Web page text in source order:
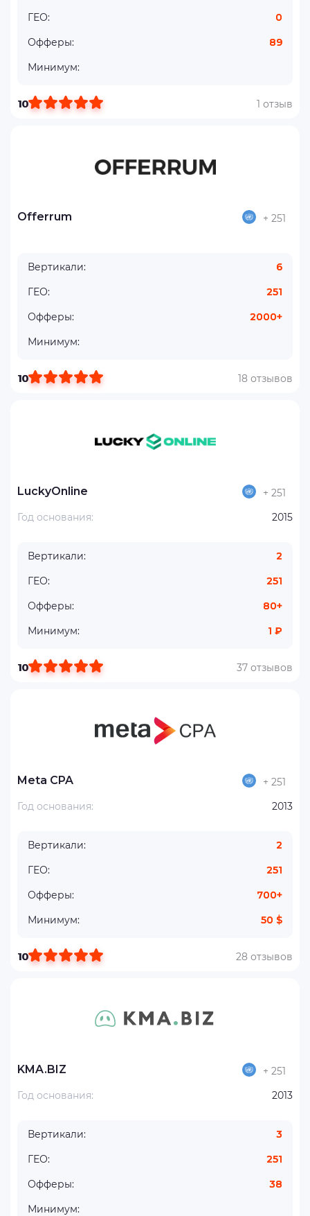
ГЕО:
0
Офферы:
89
Минимум:
10 1 отзыв
Offerrum + 251
Вертикали:
6
ГЕО:
251
Офферы:
2000+
Минимум:
10 18 отзывов
LuckyOnline
Год основания: 2015
+ 251
Вертикали:
2
ГЕО:
251
Офферы:
80+
Минимум:
1 ₽
10 37 отзывов
Meta CPA
Год основания: 2013
+ 251
Вертикали:
2
ГЕО:
251
Офферы:
700+
Минимум:
50 $
10 28 отзывов
KMA.BIZ
Год основания: 2013
+ 251
Вертикали:
3
ГЕО:
251
Офферы:
38
Минимум: